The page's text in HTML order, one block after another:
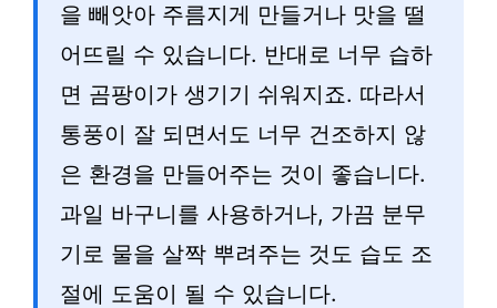
을 빼앗아 주름지게 만들거나 맛을 떨
어뜨릴 수 있습니다. 반대로 너무 습하
면 곰팡이가 생기기 쉬워지죠. 따라서
통풍이 잘 되면서도 너무 건조하지 않
은 환경을 만들어주는 것이 좋습니다.
과일 바구니를 사용하거나, 가끔 분무
기로 물을 살짝 뿌려주는 것도 습도 조
절에 도움이 될 수 있습니다.